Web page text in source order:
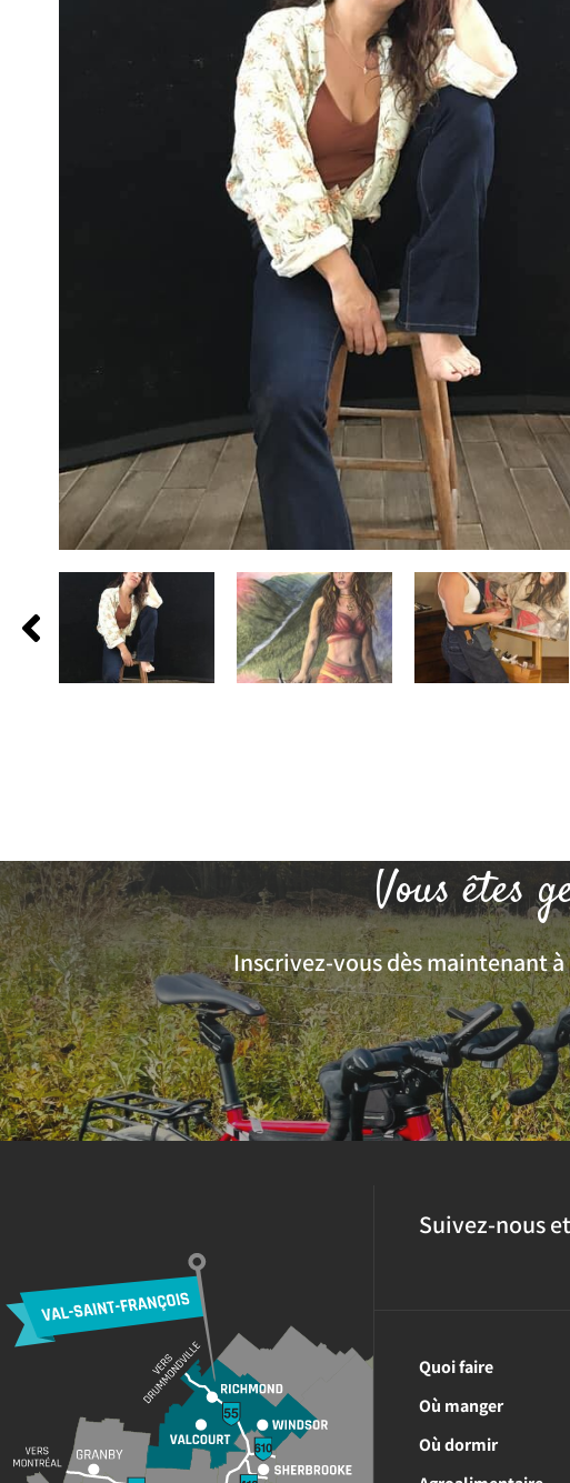
Vous êtes
Inscrivez-vous dès maintenant
Suivez-nous
Quoi faire
Où manger
Où dormir